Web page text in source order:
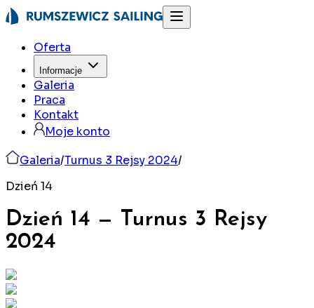
Oferta
Informacje
Galeria
Praca
Kontakt
Moje konto
Galeria/Turnus 3 Rejsy 2024/
Dzień 14
Dzień 14 —
Turnus 3 Rejsy
2024